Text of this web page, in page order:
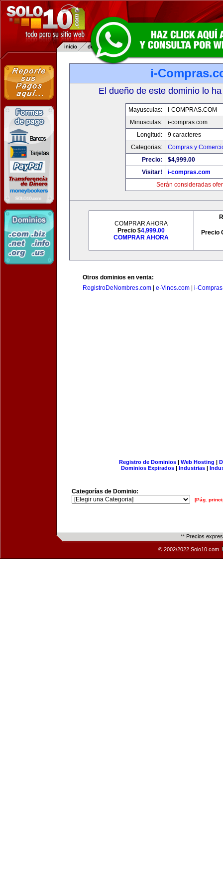
i-
El dueño de este dominio lo
Mayusculas:
I-COMPRAS.COM
Minusculas:
i-compras.com
Longitud:
9 caracteres
Categorias:
Compras y
Precio:
$4,999.00
Visitar!
i-compras.com
Serán consideradas
COMPRAR AHORA
Precio $4,999.00
COMPRAR AHORA
Precio
Otros dominios en venta:
RegistroDeNombres.com
e-Vinos.com i-
Registro de Dominios| Web Hosting |
Dominios Expirados | Industrias |
Categorías de Dominio:
[Pág.
** Precios
© 2002/2022 Solo10.com